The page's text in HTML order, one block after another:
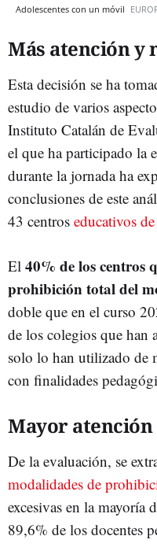
Adolescentes con un móvil
Más atención y
Esta decisión se ha
estudio de varios
Instituto Catalán de
el que ha participado la
durante la jornada ha
conclusiones de este
43 centros educativos
El 40% de los centros
prohibición total del
doble que en el curso
de los colegios que han
solo lo han utilizado de
con finalidades
Mayor atención
De la evaluación, se
modalidades de
excesivas en la mayoría
89,6% de los docentes